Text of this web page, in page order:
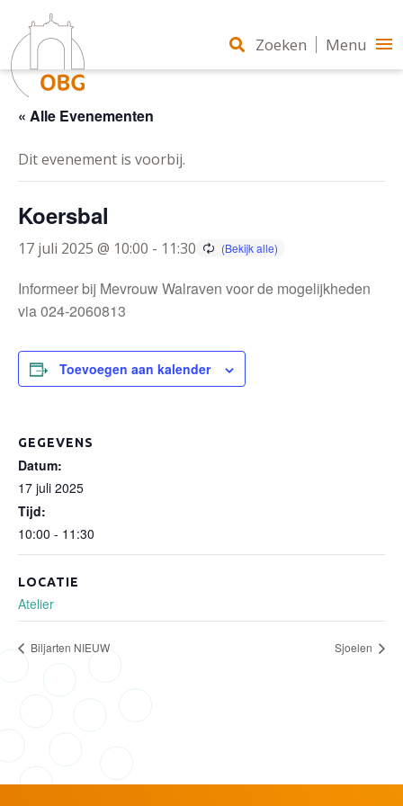
« Alle Evenementen
Dit evenement is voorbij.
Koersbal
17 juli 2025 @ 10:00 - 11:30
Informeer bij Mevrouw Walraven voor de mogelijkheden
via 024-2060813
Toevoegen aan kalender
GEGEVENS
Datum:
17 juli 2025
Tijd:
10:00 - 11:30
LOCATIE
Atelier
Biljarten NIEUW Sjoelen
Zoeken Menu